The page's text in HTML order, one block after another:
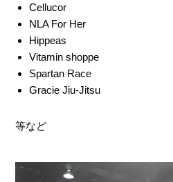
Cellucor
NLA For Her
Hippeas
Vitamin shoppe
Spartan Race
Gracie Jiu-Jitsu
等など